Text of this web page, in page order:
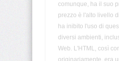
comunque, ha il suo
prezzo è l'alto livello
ha inibito l'uso di
diversi ambienti,
Web. L'HTML, così
originariamente, era